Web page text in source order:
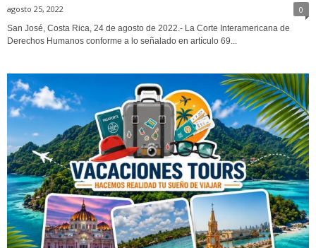
agosto 25, 2022 0
San José, Costa Rica, 24 de agosto de 2022.- La Corte Interamericana de
Derechos Humanos conforme a lo señalado en artículo 69...